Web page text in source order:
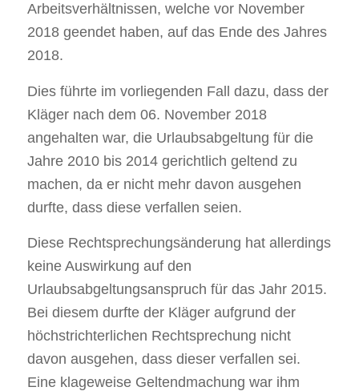
Arbeitsverhältnissen, welche vor November
2018 geendet haben, auf das Ende des Jahres
2018.
Dies führte im vorliegenden Fall dazu, dass der
Kläger nach dem 06. November 2018
angehalten war, die Urlaubsabgeltung für die
Jahre 2010 bis 2014 gerichtlich geltend zu
machen, da er nicht mehr davon ausgehen
durfte, dass diese verfallen seien.
Diese Rechtsprechungsänderung hat allerdings
keine Auswirkung auf den
Urlaubsabgeltungsanspruch für das Jahr 2015.
Bei diesem durfte der Kläger aufgrund der
höchstrichterlichen Rechtsprechung nicht
davon ausgehen, dass dieser verfallen sei.
Eine klageweise Geltendmachung war ihm